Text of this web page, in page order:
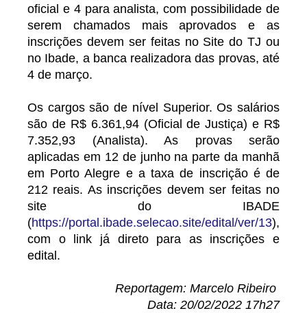
oficial e 4 para analista, com possibilidade de
serem chamados mais aprovados e as
inscrições devem ser feitas no Site do TJ ou
no Ibade, a banca realizadora das provas, até
4 de março.
Os cargos são de nível Superior. Os salários
são de R$ 6.361,94 (Oficial de Justiça) e R$
7.352,93 (Analista). As provas serão
aplicadas em 12 de junho na parte da manhã
em Porto Alegre e a taxa de inscrição é de
212 reais. As inscrições devem ser feitas no
site do IBADE
(https://portal.ibade.selecao.site/edital/ver/13),
com o link já direto para as inscrições e
edital.
Reportagem: Marcelo Ribeiro
Data: 20/02/2022 17h27